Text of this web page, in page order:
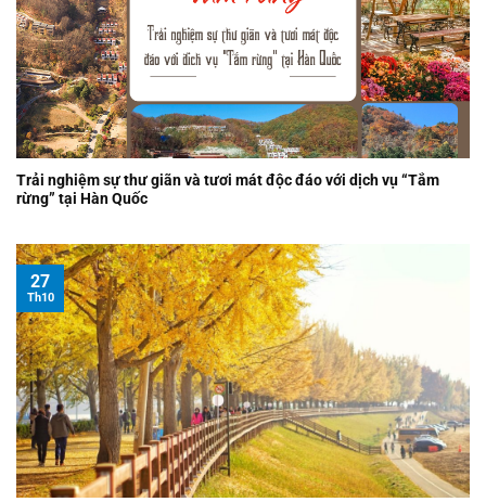
Trải nghiệm sự thư giãn và tươi mát độc đáo với dịch vụ “Tắm
rừng” tại Hàn Quốc
27
Th10